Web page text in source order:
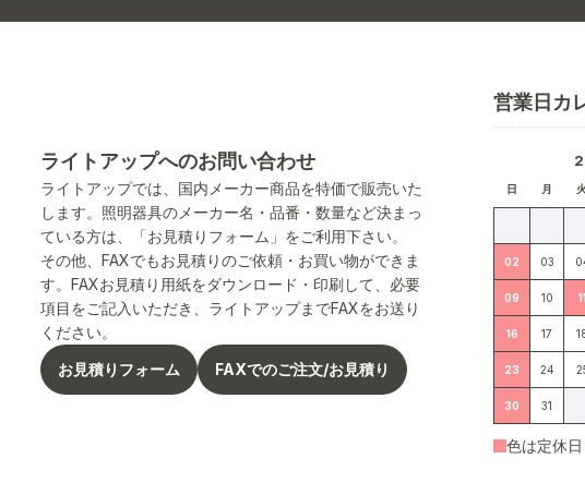
ライトアップへのお問い合わせ
ライトアップでは、国内メーカー商品を特価で販売いた
します。照明器具のメーカー名・品番・数量など決まっ
ている方は、「お見積りフォーム」をご利用下さい。
その他、FAXでもお見積りのご依頼・お買い物ができま
す。FAXお見積り用紙をダウンロード・印刷して、必要
項目をご記入いただき、ライトアップまでFAXをお送り
ください。
お見積りフォーム
FAXでのご注文/お見積り
営業日カ
日 月
02 03
09 10
16 17
23 24
30 31
色は定休